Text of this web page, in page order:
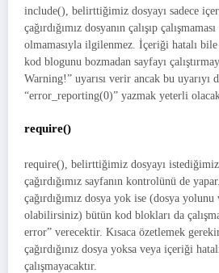
include(), belirttiğimiz dosyayı sadece
çağırdığımız dosyanın çalışıp
olmamasıyla ilgilenmez. İçeriği hatalı bile
kod blogunu bozmadan sayfayı
Warning!” uyarısı verir ancak bu uyarıyı
“error_reporting(0)” yazmak yeterli
require()
require(), belirttiğimiz dosyayı
çağırdığımız sayfanın kontrolünü de
çağırdığımız dosya yok ise (dosya yolunu
olabilirsiniz) bütün kod blokları da
error” verecektir. Kısaca özetlemek
çağırdığınız dosya yoksa veya içeriği
çalışmayacaktır.